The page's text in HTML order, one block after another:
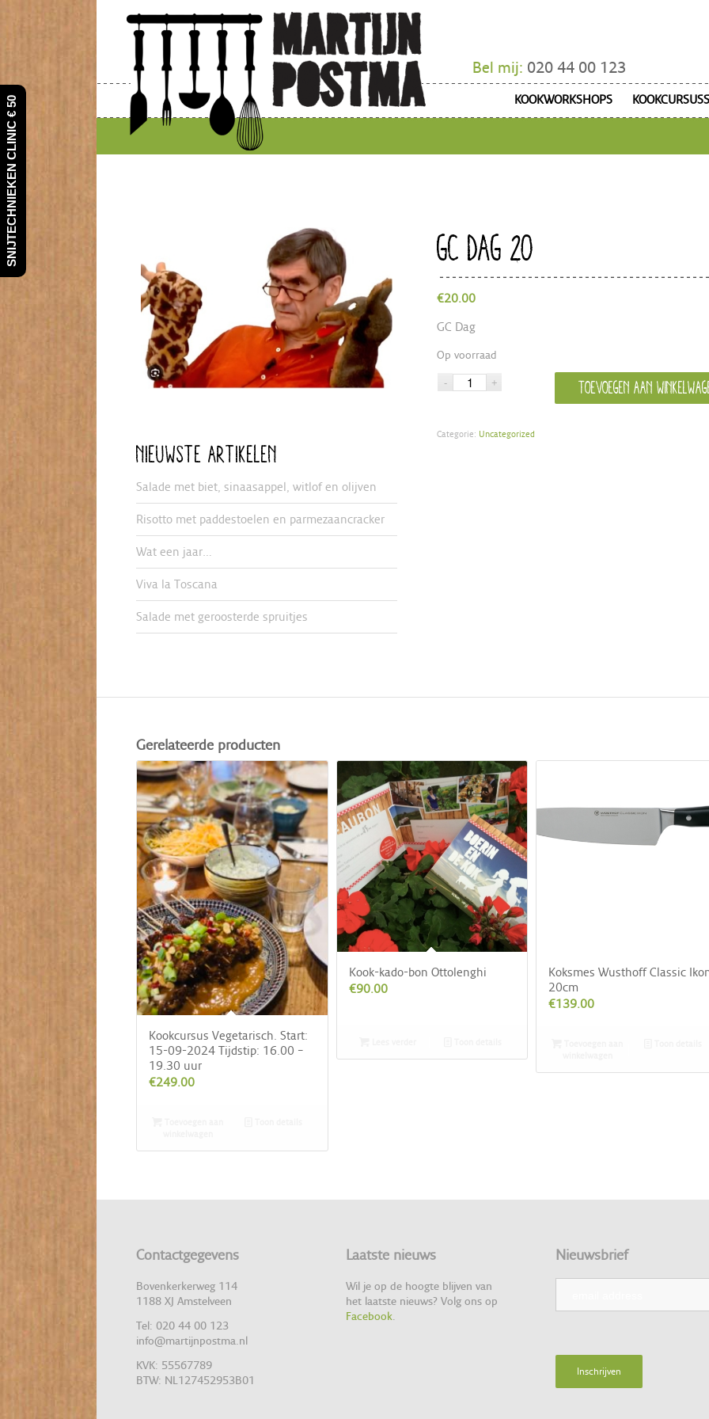
Bel mij: 020 44 00 123
KOOKWORKSHOPS
NIEUWSTE ARTIKELEN
Salade met biet, sinaasappel, witlof en olijven
Risotto met paddestoelen en parmezaancracker
Wat een jaar…
Viva la Toscana
Salade met geroosterde spruitjes
GC DAG 20
€20.00
GC Dag
Op voorraad
Toevoegen aan
Categorie: Uncategorized
Gerelateerde producten
Kookcursus Vegetarisch. Start:
15-09-2024 Tijdstip: 16.00 –
19.30 uur
€249.00
Kook-kado-bon Ottolenghi
€90.00
Koksmes Wusthoff Classic
20cm
€139.00
Contactgegevens
Bovenkerkerweg 114
1188 XJ Amstelveen
Tel: 020 44 00 123
info@martijnpostma.nl
KVK: 55567789
BTW: NL127452953B01
Laatste nieuws
Wil je op de hoogte blijven van
het laatste nieuws? Volg ons op
Facebook
Nieuwsbrief
SNIJTECHNIEKEN CLINIC € 50